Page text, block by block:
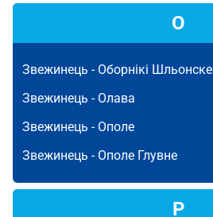
О
Звежинець - Оборнікі Шльонске
Звежинець - Олава
Звежинець - Ополе
Звежинець - Ополе Глувне
Р